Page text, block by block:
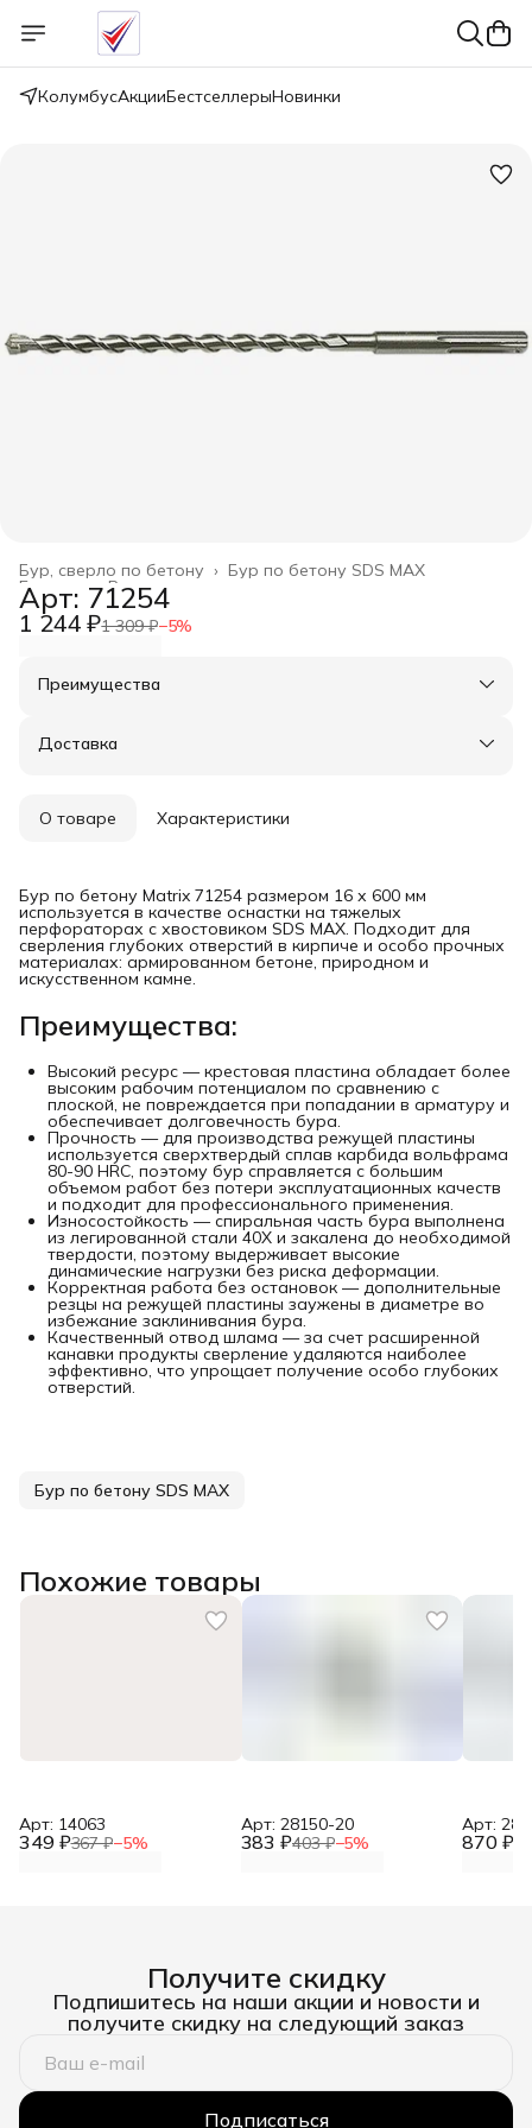
КолумбусАкцииБестселлерыНовинки
Бур по бетону SDS МАХ
Бур, сверло по бетону ›
Расходные материалы
Главная ›
Арт: 71254
1 244 ₽1 309 ₽−5%
Преимущества
Оплата частями в Сплит
Удобный возврат
Доставка
О товаре Характеристики
Бур по бетону Matrix 71254 размером 16 х 600 мм
используется в качестве оснастки на тяжелых
перфораторах с хвостовиком SDS MAX. Подходит для
сверления глубоких отверстий в кирпиче и особо прочных
материалах: армированном бетоне, природном и
искусственном камне.
Преимущества:
Высокий ресурс — крестовая пластина обладает более
высоким рабочим потенциалом по сравнению с
плоской, не повреждается при попадании в арматуру и
обеспечивает долговечность бура.
Прочность — для производства режущей пластины
используется сверхтвердый сплав карбида вольфрама
80-90 HRC, поэтому бур справляется с большим
объемом работ без потери эксплуатационных качеств
и подходит для профессионального применения.
Износостойкость — спиральная часть бура выполнена
из легированной стали 40Х и закалена до необходимой
твердости, поэтому выдерживает высокие
динамические нагрузки без риска деформации.
Корректная работа без остановок — дополнительные
резцы на режущей пластины заужены в диаметре во
избежание заклинивания бура.
Качественный отвод шлама — за счет расширенной
канавки продукты сверление удаляются наиболее
эффективно, что упрощает получение особо глубоких
отверстий.
Бур по бетону SDS МАХ
Похожие товары
349 ₽367 ₽−5%
Арт: 14063
383 ₽403 ₽−5%
Арт: 28150-20
870 ₽
Арт:
Получите скидку
Подпишитесь на наши акции и новости и
получите скидку на следующий заказ
Подписаться